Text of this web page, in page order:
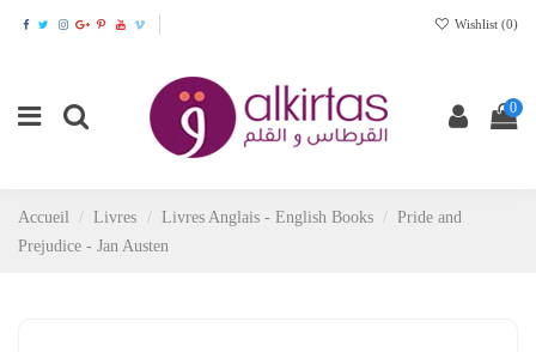
Wishlist (0)
0
Accueil Livres Livres Anglais - English Books
Pride and
Prejudice - Jan Austen